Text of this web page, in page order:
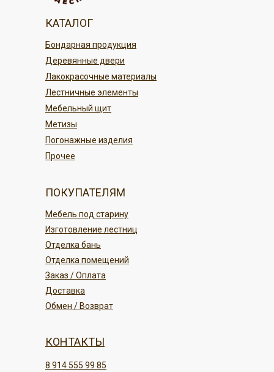
переводом
Безналичным платежом
Наличными при получении; в нашем
ПОДРОБНЕЕ
Отделка бань
Изготовление лестниц
Мебель под старину
ПОКУПАТЕЛЯМ
Прочее
Метизы
Деревянные двери
Лакокрасочные материалы
Погонажные изделия
Мебельный щит
Лестничные элементы
Бондарная продукция
КАТАЛОГ
8 914 555 99 85
КОНТАКТЫ
Обмен / Возврат
Отделка помещений
Заказ / Оплата
Доставка